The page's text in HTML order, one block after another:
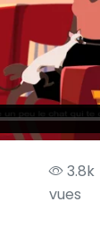
3.8k
vues